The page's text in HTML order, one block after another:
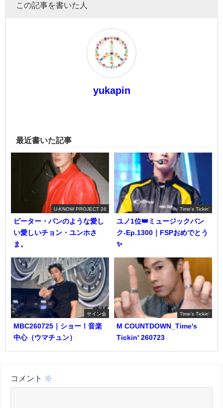
この記事を書いた人
yukapin
最近書いた記事
U-KNOW PROJECT 26
ピーター・パンのような愛し
い愛しいチョン・ユンホさ
ま。
Time's Tickin'
ユノ1位👑ミュージックバン
ク-Ep.1300｜FSPおめでとう
✨️
サイン会
MBC260725｜ショー！音楽
中心（ウマチュン）
Time's Tickin'
M COUNTDOWN_Time's
Tickin' 260723
コメント ※